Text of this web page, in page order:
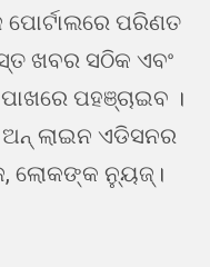
ପରିଣତ
ଖବର ସଠିକ ଏବଂ
ପହଞ୍ଚାଇବ ।
ଲାଇନ ଏଡିସନର
ଲୋକଙ୍କ ନ୍ୟୁଜ୍।